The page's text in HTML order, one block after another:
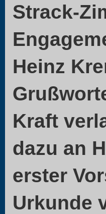
Strack-
Heinz
Kraft
dazu an
erster
Urkunde